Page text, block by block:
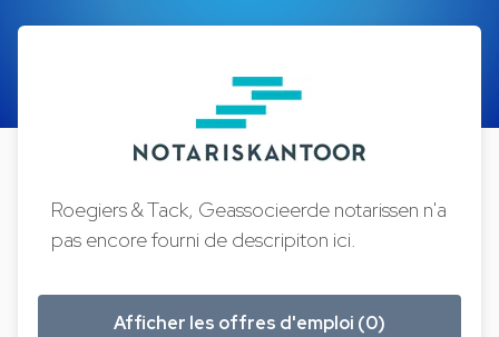
Roegiers & Tack, Geassocieerde notarissen n'a
pas encore fourni de descripiton ici.
Afficher les offres d'emploi (0)